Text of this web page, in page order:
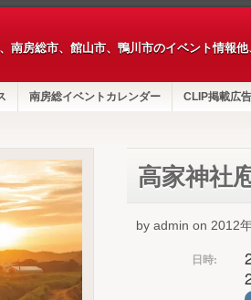
南房総市、館山市、鴨川市のイベント情報
南房総イベントカレンダー CLIP掲載広告
高家神社
by admin on 2012
日時: